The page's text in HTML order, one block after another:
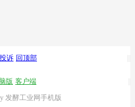
投诉 回顶部
版 客户端
发酵工业网手机版